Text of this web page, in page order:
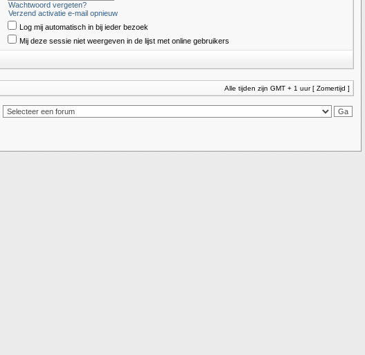
Wachtwoord vergeten?
Verzend activatie e-mail opnieuw
Log mij automatisch in bij ieder bezoek
Mij deze sessie niet weergeven in de lijst met online gebruikers
Alle tijden zijn GMT + 1 uur [ Zomertijd ]